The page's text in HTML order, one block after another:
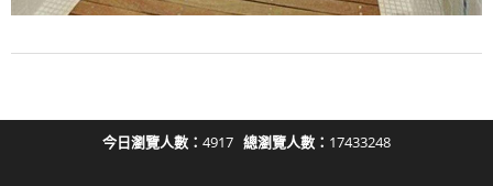
今日瀏覽人數： 4917 總瀏覽人數： 17433248